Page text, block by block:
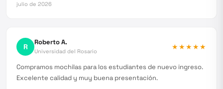
julio de 2026
R Roberto A.
Universidad del Rosario
★★★★★
Compramos mochilas para los estudiantes de nuevo ingreso.
Excelente calidad y muy buena presentación.